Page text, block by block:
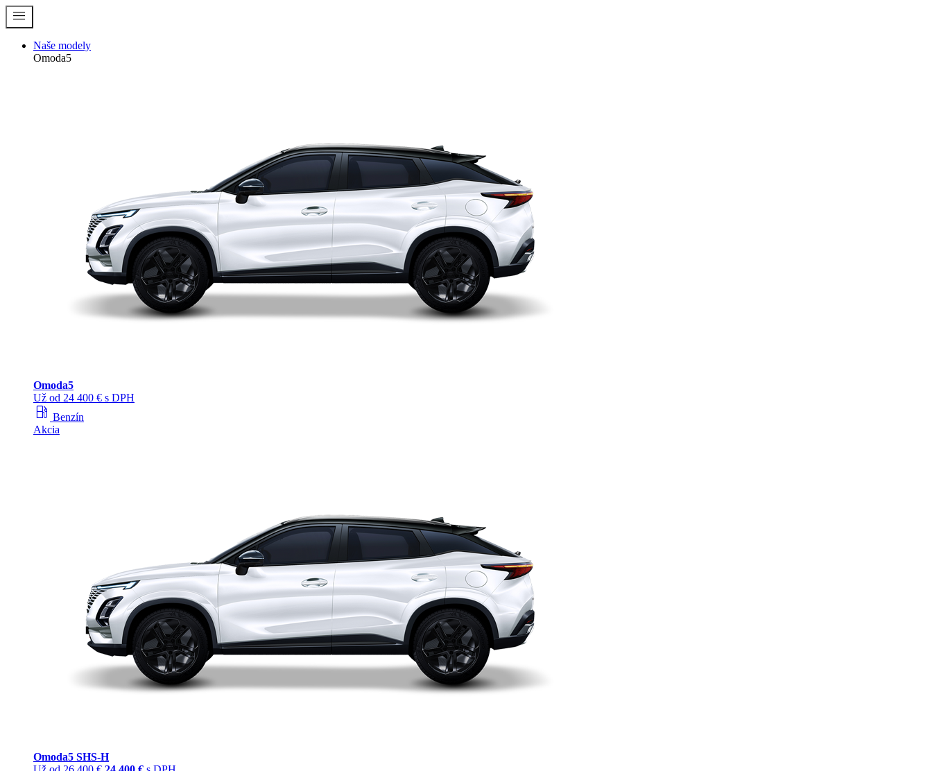
menu
Naše modely
Omoda5
Omoda5
Už od 24 400 € s DPH
local_gas_station Benzín
Akcia
Omoda5 SHS‑H